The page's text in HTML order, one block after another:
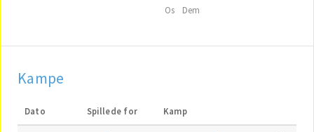
Os Dem
Kampe
Dato Spillede for Kamp